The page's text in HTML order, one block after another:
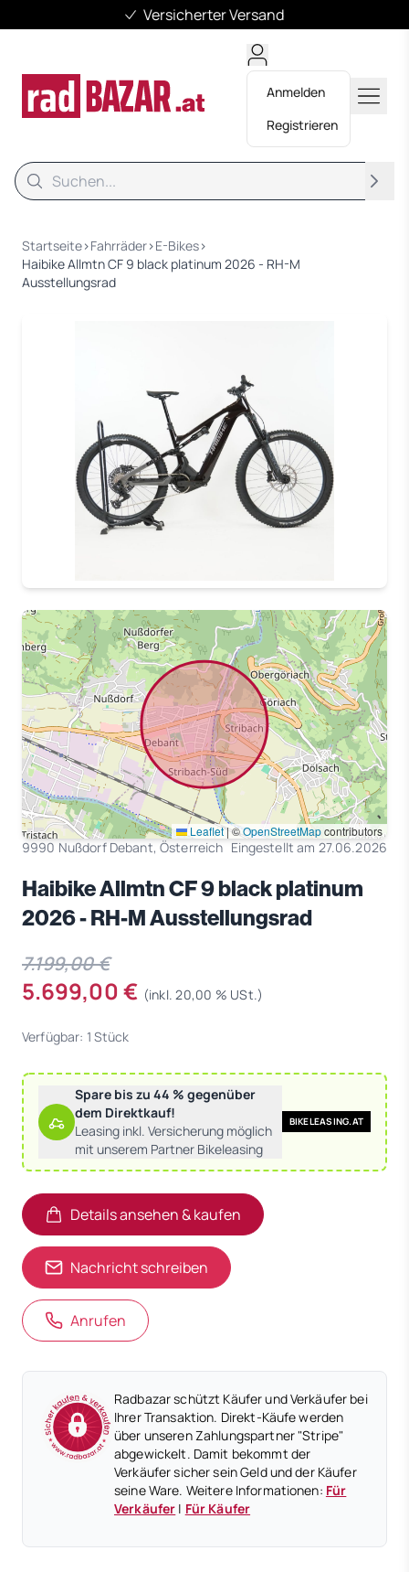
Versicherter Versand
Anmelden
Registrieren
Suche
Startseite›Fahrräder›E-Bikes›
Haibike Allmtn CF 9 black platinum 2026 - RH-M
Ausstellungsrad
Leaflet|©OpenStreetMapcontributors
9990 Nußdorf Debant, Österreich Eingestellt am 27.06.2026
Haibike Allmtn CF 9 black platinum
2026 - RH-M Ausstellungsrad
7.199,00 €
5.699,00 € (inkl. 20,00 % USt.)
Verfügbar: 1 Stück
Spare bis zu 44 % gegenüber
dem Direktkauf!
Leasing inkl. Versicherung möglich
mit unserem Partner Bikeleasing
BIKELEASING.AT
Details ansehen & kaufen
(öffnet in neuem Tab)
(öffnet in neuem Tab)
Nachricht schreiben
Anrufen
Radbazar schützt Käufer und Verkäufer bei
Ihrer Transaktion. Direkt-Käufe werden
über unseren Zahlungspartner "Stripe"
abgewickelt. Damit bekommt der
Verkäufer sicher sein Geld und der Käufer
seine Ware. Weitere Informationen: Für
Verkäufer | Für Käufer